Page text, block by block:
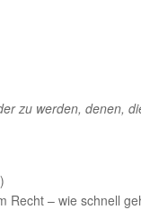
zu werden, denen,
Recht – wie schnell